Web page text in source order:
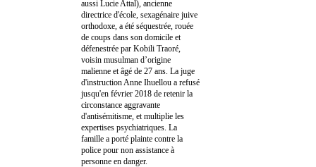
aussi Lucie Attal), ancienne
directrice d'école, sexagénaire juive
orthodoxe, a été séquestrée, rouée
de coups dans son domicile et
défenestrée par Kobili Traoré,
voisin musulman d’origine
malienne et âgé de 27 ans. La juge
d'instruction Anne Ihuellou a refusé
jusqu'en février 2018 de retenir la
circonstance aggravante
d'antisémitisme, et multiplie les
expertises psychiatriques. La
famille a porté plainte contre la
police pour non assistance à
personne en danger.